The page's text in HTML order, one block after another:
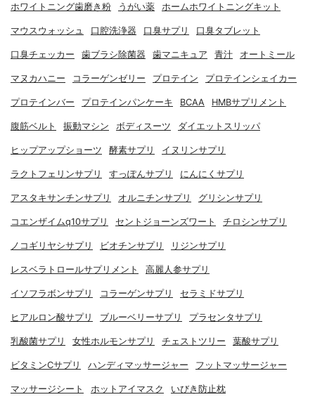
ホワイトニング歯磨き粉 うがい薬 ホームホワイトニングキット
マウスウォッシュ 口腔洗浄器 口臭サプリ 口臭タブレット
口臭チェッカー 歯ブラシ除菌器 歯マニキュア 青汁 オートミール
マヌカハニー コラーゲンゼリー プロテイン プロテインシェイカー
プロテインバー プロテインパンケーキ BCAA HMBサプリメント
腹筋ベルト 振動マシン ボディスーツ ダイエットスリッパ
ヒップアップショーツ 酵素サプリ イヌリンサプリ
ラクトフェリンサプリ すっぽんサプリ にんにくサプリ
アスタキサンチンサプリ オルニチンサプリ グリシンサプリ
コエンザイムq10サプリ セントジョーンズワート チロシンサプリ
ノコギリヤシサプリ ビオチンサプリ リジンサプリ
レスベラトロールサプリメント 高麗人参サプリ
イソフラボンサプリ コラーゲンサプリ セラミドサプリ
ヒアルロン酸サプリ ブルーベリーサプリ プラセンタサプリ
乳酸菌サプリ 女性ホルモンサプリ チェストツリー 葉酸サプリ
ビタミンCサプリ ハンディマッサージャー フットマッサージャー
マッサージシート ホットアイマスク いびき防止枕